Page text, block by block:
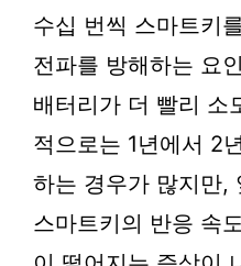
수십 번씩 스마트키
전파를 방해하는 요
배터리가 더 빨리 소
적으로는 1년에서 2
하는 경우가 많지만,
스마트키의 반응 속